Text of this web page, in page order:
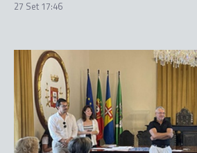
27 Set 17:46